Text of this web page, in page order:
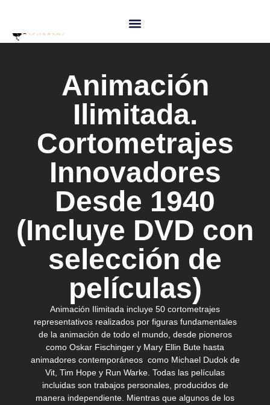
Animación
Ilimitada.
Cortometrajes
Innovadores
Desde 1940
(Incluye DVD con
selección de
películas)
Animación Ilimitada incluye 50 cortometrajes
representativos realizados por figuras fundamentales
de la animación de todo el mundo, desde pioneros
como Oskar Fischinger y Mary Ellin Bute hasta
animadores contemporáneos como Michael Dudok de
Vit, Tim Hope y Run Warke. Todas las películas
incluidas son trabajos personales, producidos de
manera independiente. Mientras que algunos de los